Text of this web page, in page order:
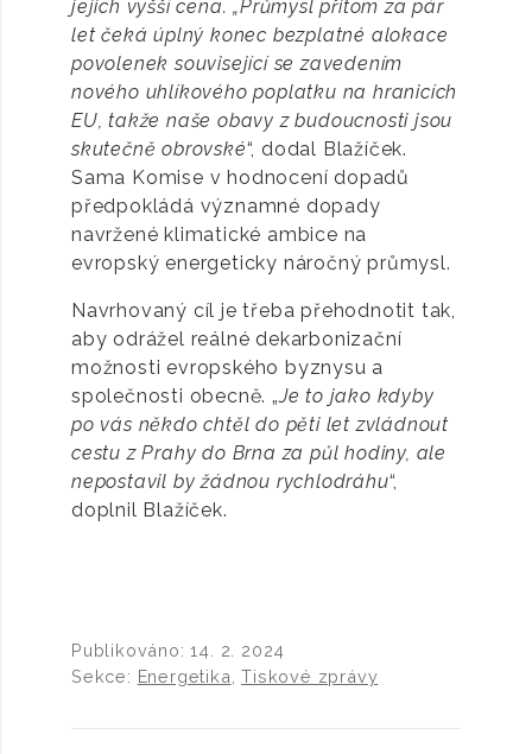
jejich vyšší cena. „Průmysl přitom za pár
let čeká úplný konec bezplatné alokace
povolenek související se zavedením
nového uhlíkového poplatku na hranicích
EU, takže naše obavy z budoucnosti jsou
skutečně obrovské“, dodal Blažíček.
Sama Komise v hodnocení dopadů
předpokládá významné dopady
navržené klimatické ambice na
evropský energeticky náročný průmysl.
Navrhovaný cíl je třeba přehodnotit tak,
aby odrážel reálné dekarbonizační
možnosti evropského byznysu a
společnosti obecně. „Je to jako kdyby
po vás někdo chtěl do pěti let zvládnout
cestu z Prahy do Brna za půl hodiny, ale
nepostavil by žádnou rychlodráhu“,
doplnil Blažíček.
Publikováno:14. 2. 2024
Sekce: Energetika ,Tiskové zprávy